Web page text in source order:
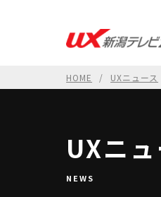
HOME UXニュース
UXニ
NEWS